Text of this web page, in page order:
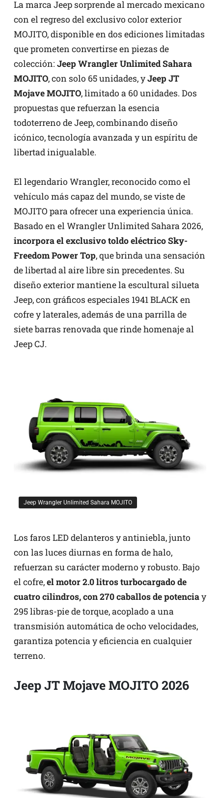
La marca Jeep sorprende al mercado mexicano
con el regreso del exclusivo color exterior
MOJITO, disponible en dos ediciones limitadas
que prometen convertirse en piezas de
colección: Jeep Wrangler Unlimited Sahara
MOJITO, con solo 65 unidades, yJeep JT
Mojave MOJITO, limitado a 60 unidades. Dos
propuestas que refuerzan la esencia
todoterreno de Jeep, combinando diseño
icónico, tecnología avanzada y un espíritu de
libertad inigualable.
El legendario Wrangler, reconocido como el
vehículo más capaz del mundo, se viste de
MOJITO para ofrecer una experiencia única.
Basado en el Wrangler Unlimited Sahara 2026,
incorpora el exclusivo toldo eléctrico Sky-
Freedom Power Top, que brinda una sensación
de libertad al aire libre sin precedentes. Su
diseño exterior mantiene la escultural silueta
Jeep, con gráficos especiales 1941 BLACK en
cofre y laterales, además de una parrilla de
siete barras renovada que rinde homenaje al
Jeep CJ.
Jeep Wrangler Unlimited Sahara MOJITO
Los faros LED delanteros y antiniebla, junto
con las luces diurnas en forma de halo,
refuerzan su carácter moderno y robusto. Bajo
el cofre,el motor 2.0 litros turbocargado de
cuatro cilindros, con 270 caballos de potenciay
295 libras-pie de torque, acoplado a una
transmisión automática de ocho velocidades,
garantiza potencia y eficiencia en cualquier
terreno.
Jeep JT Mojave MOJITO 2026